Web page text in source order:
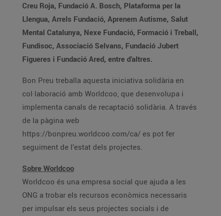
Creu Roja, Fundació A. Bosch, Plataforma per la
Llengua, Arrels Fundació, Aprenem Autisme, Salut
Mental Catalunya, Nexe Fundació, Formació i Treball,
Fundisoc, Associació Selvans, Fundació Jubert
Figueres i Fundació Ared, entre d’altres.
Bon Preu treballa aquesta iniciativa solidària en
col·laboració amb Worldcoo, que desenvolupa i
implementa canals de recaptació solidària. A través
de la pàgina web
https://bonpreu.worldcoo.com/ca/ es pot fer
seguiment de l’estat dels projectes.
Sobre Worldcoo
Worldcoo és una empresa social que ajuda a les
ONG a trobar els recursos econòmics necessaris
per impulsar els seus projectes socials i de